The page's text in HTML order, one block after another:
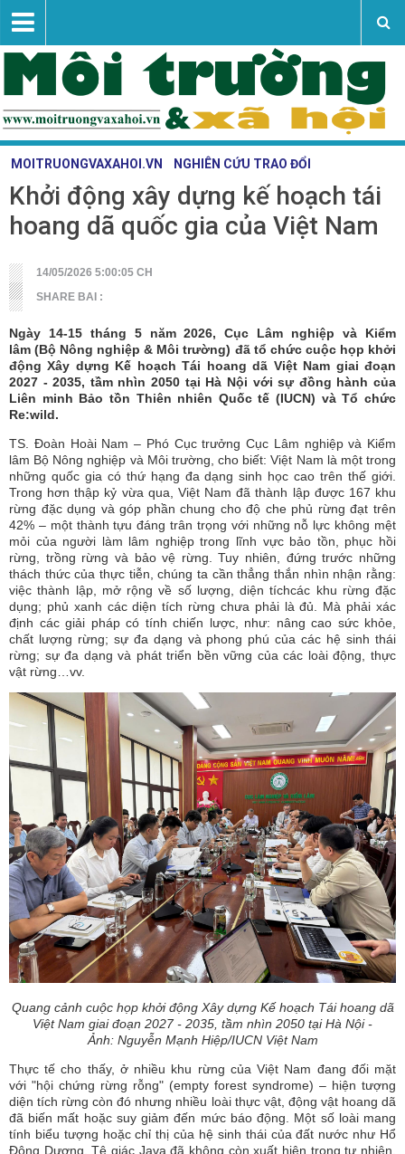
Vấn đề - sự kiện
Tài nguyên - môi trường
Nghiên cứu trao đổi
Khoa học công nghệ
Liên hệ
MOITRUONGVAXAHOI.VN NGHIÊN CỨU TRAO ĐỔI
Khởi động xây dựng kế hoạch tái
hoang dã quốc gia của Việt Nam
14/05/2026 5:00:05 CH
SHARE BAI :
Ngày 14-15 tháng 5 năm 2026, Cục Lâm nghiệp và Kiểm
lâm (Bộ Nông nghiệp & Môi trường) đã tổ chức cuộc họp khởi
động Xây dựng Kế hoạch Tái hoang dã Việt Nam giai đoạn
2027 - 2035, tầm nhìn 2050 tại Hà Nội với sự đồng hành của
Liên minh Bảo tồn Thiên nhiên Quốc tế (IUCN) và Tổ chức
Re:wild.
TS. Đoàn Hoài Nam – Phó Cục trưởng Cục Lâm nghiệp và Kiểm
lâm Bộ Nông nghiệp và Môi trường, cho biết: Việt Nam là một trong
những quốc gia có thứ hạng đa dạng sinh học cao trên thế giới.
Trong hơn thập kỷ vừa qua, Việt Nam đã thành lập được 167 khu
rừng đặc dụng và góp phần chung cho độ che phủ rừng đạt trên
42% – một thành tựu đáng trân trọng với những nỗ lực không mệt
mỏi của người làm lâm nghiệp trong lĩnh vực bảo tồn, phục hồi
rừng, trồng rừng và bảo vệ rừng. Tuy nhiên, đứng trước những
thách thức của thực tiễn, chúng ta cần thẳng thắn nhìn nhận rằng:
việc thành lập, mở rộng về số lượng, diện tíchcác khu rừng đặc
dụng; phủ xanh các diện tích rừng chưa phải là đủ. Mà phải xác
định các giải pháp có tính chiến lược, như: nâng cao sức khỏe,
chất lượng rừng; sự đa dạng và phong phú của các hệ sinh thái
rừng; sự đa dạng và phát triển bền vững của các loài động, thực
vật rừng…vv.
Quang cảnh cuộc họp khởi động Xây dựng Kế hoạch Tái hoang dã
Việt Nam giai đoạn 2027 - 2035, tầm nhìn 2050 tại Hà Nội -
Ảnh: Nguyễn Mạnh Hiệp/IUCN Việt Nam
Thực tế cho thấy, ở nhiều khu rừng của Việt Nam đang đối mặt
với "hội chứng rừng rỗng" (empty forest syndrome) – hiện tượng
diện tích rừng còn đó nhưng nhiều loài thực vật, động vật hoang dã
đã biến mất hoặc suy giảm đến mức báo động. Một số loài mang
tính biểu tượng hoặc chỉ thị của hệ sinh thái của đất nước như Hổ
Đông Dương, Tê giác Java đã không còn xuất hiện trong tự nhiên,